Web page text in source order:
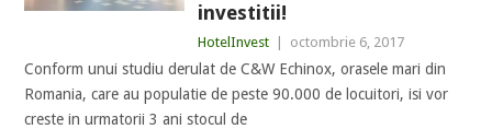
investitii!
HotelInvest octombrie 6, 2017
Conform unui studiu derulat de C&W Echinox, orasele mari din
Romania, care au populatie de peste 90.000 de locuitori, isi vor
creste in urmatorii 3 ani stocul de